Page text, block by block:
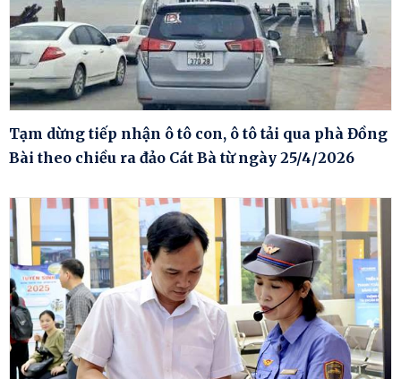
Tạm dừng tiếp nhận ô tô con, ô tô tải qua phà Đồng
Bài theo chiều ra đảo Cát Bà từ ngày 25/4/2026